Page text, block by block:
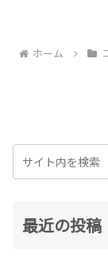
ホーム
最近の投稿